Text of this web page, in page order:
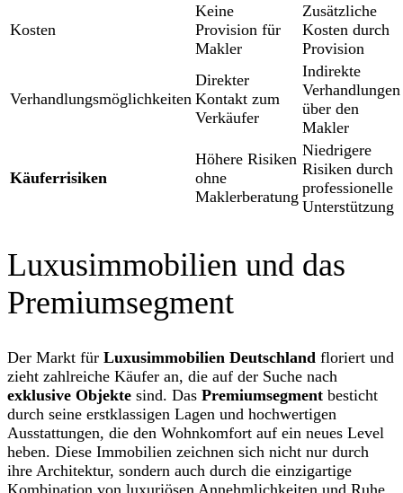
Kosten
Keine
Provision für
Makler
Zusätzliche
Kosten durch
Provision
Verhandlungsmöglichkeiten
Direkter
Kontakt zum
Verkäufer
Indirekte
Verhandlungen
über den
Makler
Käuferrisiken
Höhere Risiken
ohne
Maklerberatung
Niedrigere
Risiken durch
professionelle
Unterstützung
Luxusimmobilien und das
Premiumsegment
Der Markt für Luxusimmobilien Deutschland floriert und
zieht zahlreiche Käufer an, die auf der Suche nach
exklusive Objekte sind. Das Premiumsegment besticht
durch seine erstklassigen Lagen und hochwertigen
Ausstattungen, die den Wohnkomfort auf ein neues Level
heben. Diese Immobilien zeichnen sich nicht nur durch
ihre Architektur, sondern auch durch die einzigartige
Kombination von luxuriösen Annehmlichkeiten und Ruhe